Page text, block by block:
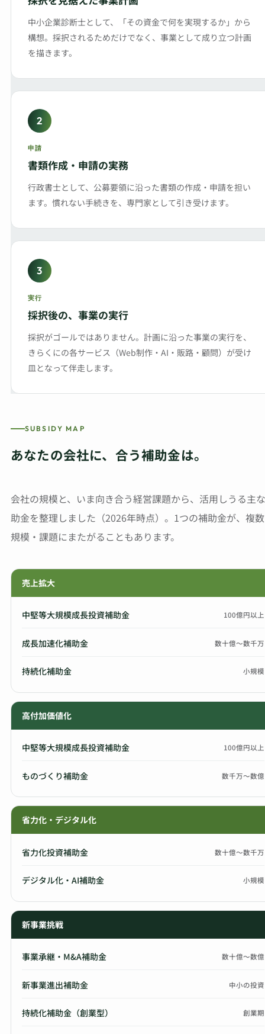
中小企業診断士として、「その資金で何を実現するか」から
構想。採択されるためだけでなく、事業として成り立つ計画
を描きます。
2
申請
書類作成・申請の実務
行政書士として、公募要領に沿った書類の作成・申請を担い
ます。慣れない手続きを、専門家として引き受けます。
3
実行
採択後の、事業の実行
採択がゴールではありません。計画に沿った事業の実行を、
きらくにの各サービス（Web制作・AI・販路・顧問）が受け
皿となって伴走します。
SUBSIDY MAP
あなたの会社に、合う補助金は。
会社の規模と、いま向き合う経営課題から、活用しうる主
助金を整理しました（2026年時点）。1つの補助金が、複
規模・課題にまたがることもあります。
売上拡大
中堅等大規模成長投資補助金 100億円以上
成長加速化補助金 数十億〜数千万
持続化補助金 小規模
高付加価値化
中堅等大規模成長投資補助金 100億円以上
ものづくり補助金 数千万〜数億
省力化・デジタル化
省力化投資補助金 数十億〜数千万
デジタル化・AI補助金 小規模
新事業挑戦
事業承継・M&A補助金 数十億〜数億
新事業進出補助金 中小の投資
持続化補助金（創業型） 創業期